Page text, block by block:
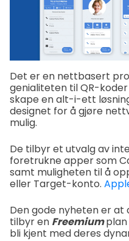
Det er en nettbasert
genialiteten til QR-
skape en alt-i-ett
designet for å gjøre
mulig.
De tilbyr et utvalg av
foretrukne apper som
samt muligheten til å
eller Target-konto.
Den gode nyheten er at
tilbyr en Freemium
bli kjent med deres